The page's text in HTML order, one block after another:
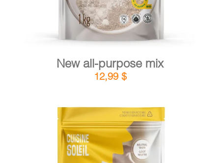
New all-purpose mix
12,99 $